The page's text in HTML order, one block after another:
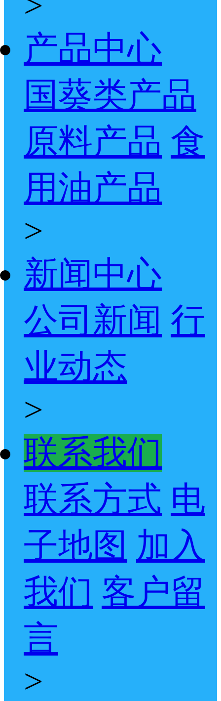
产品中心
国葵类产品
原料产品 食
用油产品
>
新闻中心
公司新闻 行
业动态
>
联系我们
联系方式 电
子地图 加入
我们 客户留
言
>